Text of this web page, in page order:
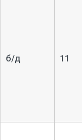
б/д 11